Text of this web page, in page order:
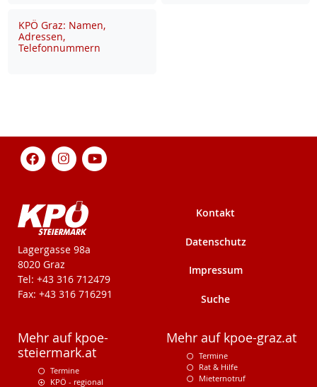
KPÖ Graz: Namen,
Adressen,
Telefonnummern
KPÖ-Steiermark
Lagergasse 98a
8020 Graz
Tel: +43 316 712479
Fax: +43 316 716291
Kontakt
Datenschutz
Impressum
Suche
Mehr auf kpoe-
steiermark.at
Termine
KPÖ - regional
Mehr auf kpoe-graz.at
Termine
Rat & Hilfe
Mieternotruf